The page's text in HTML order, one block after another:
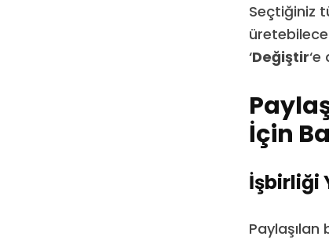
Seçtiğiniz
‘Değiştir‘e
İçin
İşbirliği
Paylaşılan